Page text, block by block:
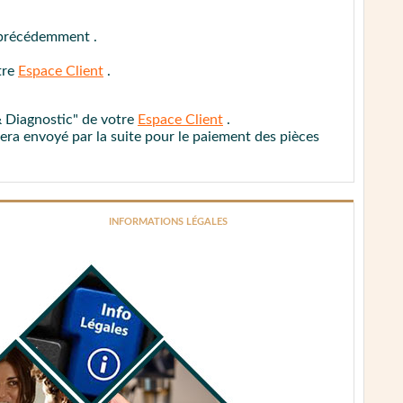
DE CONTACT
.
Espace Client .
Diagnostic" de votre Espace Client .
envoyé par la suite pour le paiement des pièces
INFORMATIONS LÉGALES